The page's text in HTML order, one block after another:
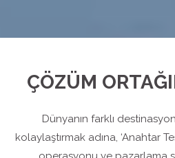
ÇÖZÜM
Dünyanın farklı
kolaylaştırmak adına, ‘Anahtar